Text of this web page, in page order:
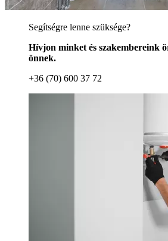
Segítségre lenne szüksége?
Hívjon minket és szakembereink
önnek.
+36 (70) 600 37 72